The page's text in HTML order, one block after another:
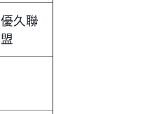
優久聯
盟